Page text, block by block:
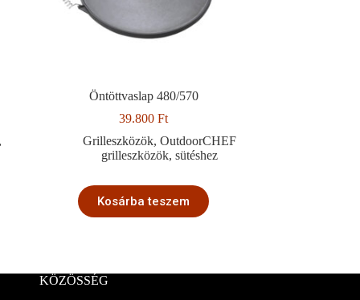
,
Öntöttvaslap 480/570
39.800Ft
Grilleszközök,OutdoorCHEF
grilleszközök,sütéshez
Kosárba teszem
KÖZÖSSÉG